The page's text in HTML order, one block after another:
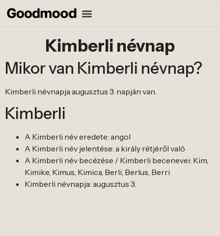
Kimberli névnap
Mikor van Kimberli névnap?
Kimberli névnapja augusztus 3. napján van.
Kimberli
A Kimberli név eredete: angol
A Kimberli név jelentése: a király rétjéről való
A Kimberli név becézése / Kimberli becenevei: Kim,
Kimike, Kimus, Kimica, Berli, Berlus, Berri
Kimberli névnapja: augusztus 3.